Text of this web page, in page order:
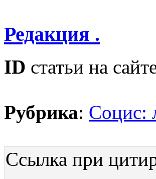
Редакция .
ID статьи на
Рубрика: Социс:
Ссылка при